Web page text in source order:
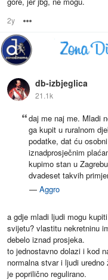
2y
db-izbjeglica
21.1k
daj me naj me. Mladi
ga kupit u ruralnom
podatke, dat ću
iznadprosječnim
kupimo stan u
dvadeset takvih
— Aggro
a gdje mladi ljudi mogu
svijetu? vlastitu nekretninu
debelo iznad prosjeka.
to jednostavno dolazi i kod
normalna stvar i ljudi
je poprilično regulirano.